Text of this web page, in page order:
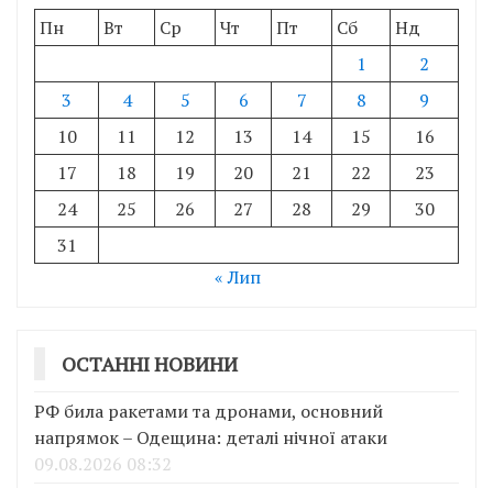
Пн
Вт Ср Чт Пт Сб
Нд
1
2
3
4 5 6 7 8
9
10
11 12 13 14 15
16
17
18 19 20 21 22
23
24
25 26 27 28 29
30
31
« Лип
ОСТАННІ НОВИНИ
РФ била ракетами та дронами, основний
напрямок – Одещина: деталі нічної атаки
09.08.2026 08:32